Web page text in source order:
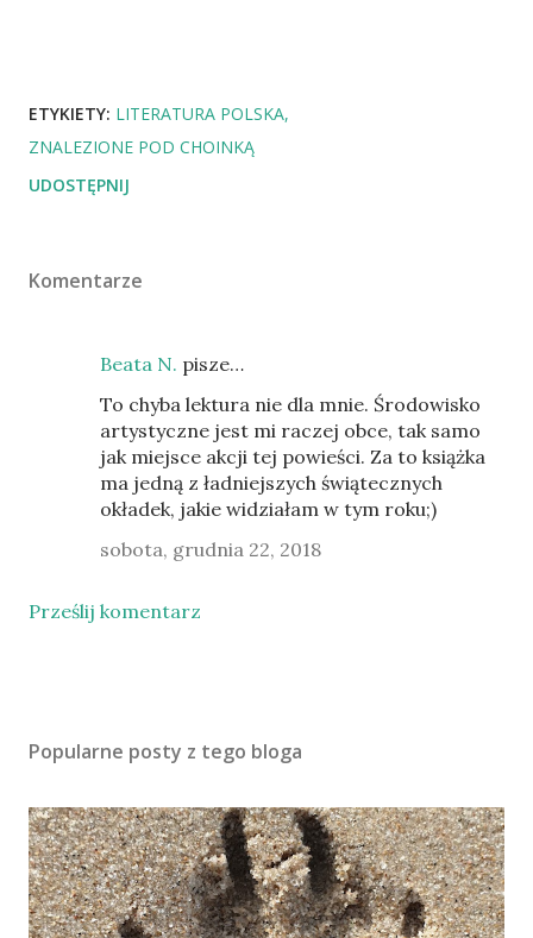
ETYKIETY: LITERATURA POLSKA
ZNALEZIONE POD CHOINKĄ
UDOSTĘPNIJ
Komentarze
Beata N. pisze…
To chyba lektura nie dla mnie. Środowisko
artystyczne jest mi raczej obce, tak samo
jak miejsce akcji tej powieści. Za to książka
ma jedną z ładniejszych świątecznych
okładek, jakie widziałam w tym roku;)
sobota, grudnia 22, 2018
Prześlij komentarz
Popularne posty z tego bloga